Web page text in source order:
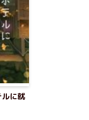
に就